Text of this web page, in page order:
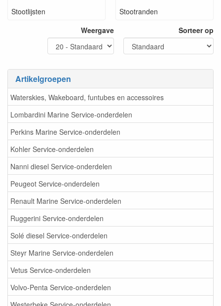
Artikelgroepen
Waterskies, Wakeboard, funtubes en accessoires
Lombardini Marine Service-onderdelen
Perkins Marine Service-onderdelen
Kohler Service-onderdelen
Nanni diesel Service-onderdelen
Peugeot Service-onderdelen
Renault Marine Service-onderdelen
Ruggerini Service-onderdelen
Solé diesel Service-onderdelen
Steyr Marine Service-onderdelen
Vetus Service-onderdelen
Volvo-Penta Service-onderdelen
Stootlijsten
Stootranden
Weergave
Sorteer op